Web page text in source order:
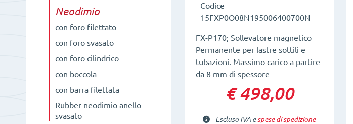
Neodimio
con foro filettato
con foro svasato
con foro cilindrico
con boccola
con barra filettata
Rubber neodimio anello
svasato
Codice
15FXP0O08N195006400700N
FX-P170; Sollevatore magnetico
Permanente per lastre sottili e
tubazioni. Massimo carico a partire
da 8 mm di spessore
€ 498,00
Escluso IVA espese di spedizione